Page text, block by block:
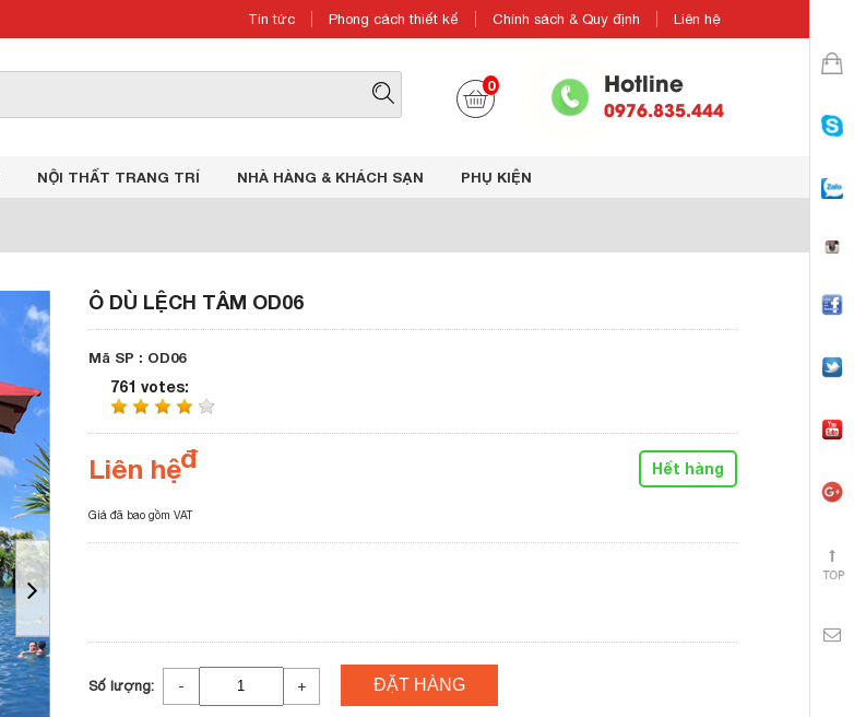
Tin tức Phong cách thiết kế Chính sách & Quy định Liên hệ
0 Hotline
0976.835.444
NỘI THẤT TRANG TRÍ NHÀ HÀNG & KHÁCH SẠN PHỤ KIỆN
Ô DÙ LỆCH TÂM OD06
Mã SP : OD06
761 votes:
Liên hệ Hết hàng
Giá đã bao gồm VAT
Số lượng: - + ĐẶT HÀNG